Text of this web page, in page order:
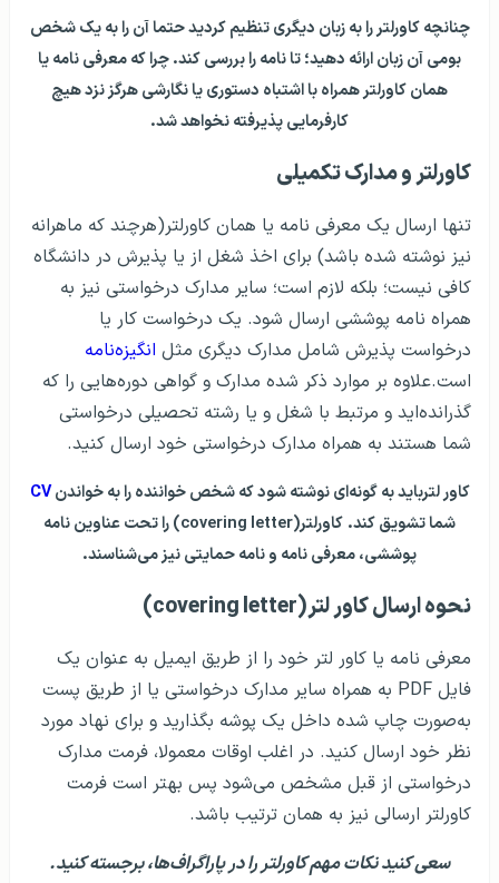
چنانچه کاورلتر را به زبان دیگری تنظیم کردید حتما آن را به یک شخص
بومی آن زبان ارائه دهید؛ تا نامه را بررسی کند. چرا‌‌ که معرفی نامه یا
همان کاورلتر همراه با اشتباه دستوری یا نگارشی هرگز نزد هیچ
کارفرمایی پذیرفته نخواهد شد.
کاورلتر و مدارک تکمیلی
تنها ارسال یک معرفی نامه یا همان کاورلتر(هرچند که ماهرانه
نیز نوشته شده باشد) برای اخذ شغل از یا پذیرش در دانشگاه
کافی نیست؛ بلکه لازم است؛ سایر مدارک درخواستی نیز به
همراه نامه‌ پوششی ارسال شود. یک درخواست کار یا
درخواست پذیرش شامل مدارک دیگری مثل انگیزه‌نامه
است.علاوه بر موارد ذکر شده مدارک و گواهی‌ دوره‌هایی را که
گذرانده‌اید و مرتبط با شغل و یا رشته تحصیلی درخواستی
شما هستند به همراه مدارک درخواستی خود ارسال کنید.
کاور لترباید به گونه‌ای نوشته شود که شخص خواننده را به خواندنCV
شما تشویق کند.
کاورلتر(covering letter) را تحت عناوین نامه‌
پوششی، معرفی نامه و نامه‌ حمایتی نیز می‌شناسند.
نحوه‌ ارسال کاور لتر(covering letter)
معرفی نامه یا کاور لتر خود را از طریق ایمیل به عنوان یک
فایل PDF به همراه سایر مدارک درخواستی یا از طریق پست
به‌صورت چاپ شده داخل یک پوشه بگذارید و برای نهاد مورد
نظر خود ارسال کنید. در اغلب اوقات معمولا، فرمت مدارک
درخواستی از قبل مشخص می‌شود پس بهتر است فرمت
کاورلتر ارسالی نیز به همان ترتیب باشد.
سعی کنید نکات مهم کاورلتر را در پاراگراف‌ها، برجسته کنید.